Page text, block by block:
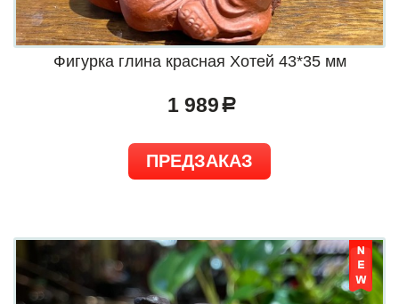
Фигурка глина красная Хотей 43*35 мм
1 989 a
ПРЕДЗАКАЗ